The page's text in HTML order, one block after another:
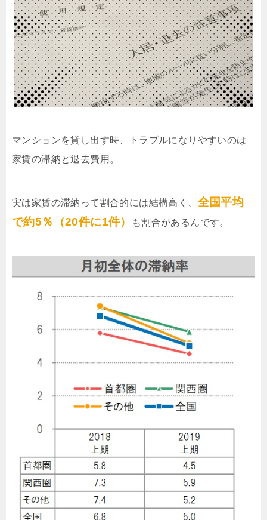
マンションを貸し出す時、トラブルになりやすいのは
家賃の滞納と退去費用。
実は家賃の滞納って割合的には結構高く、 全国平均
で約5％（20件に1件）
も割合があるんです。